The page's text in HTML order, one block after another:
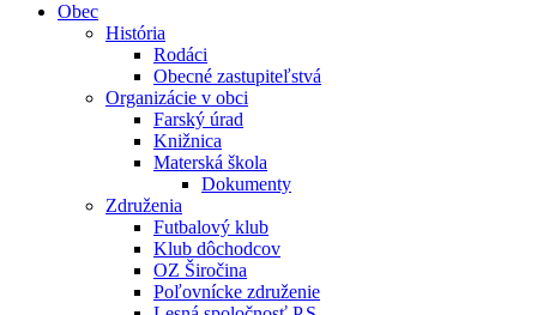
Obec
História
Rodáci
Obecné zastupiteľstvá
Organizácie v obci
Farský úrad
Knižnica
Materská škola
Dokumenty
Združenia
Futbalový klub
Klub dôchodcov
OZ Širočina
Poľovnícke združenie